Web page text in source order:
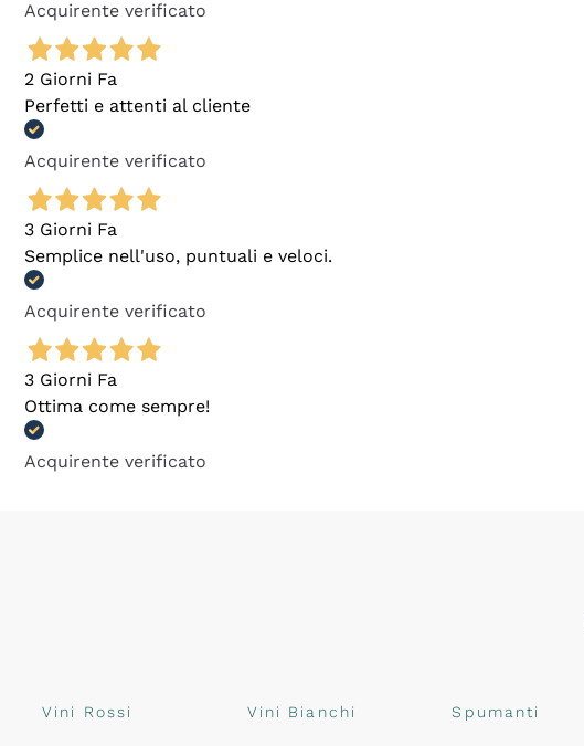
Acquirente verificato
2 Giorni Fa
Perfetti e attenti al cliente
Acquirente verificato
3 Giorni Fa
Semplice nell'uso, puntuali e veloci.
Acquirente verificato
3 Giorni Fa
Ottima come sempre!
Acquirente verificato
Vini Rossi Vini Bianchi Spumanti